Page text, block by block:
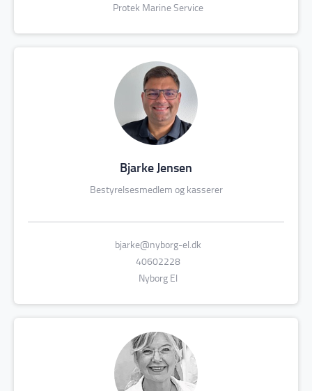
Protek Marine Service
Bjarke Jensen
Bestyrelsesmedlem og kasserer
bjarke@nyborg-el.dk
40602228
Nyborg El